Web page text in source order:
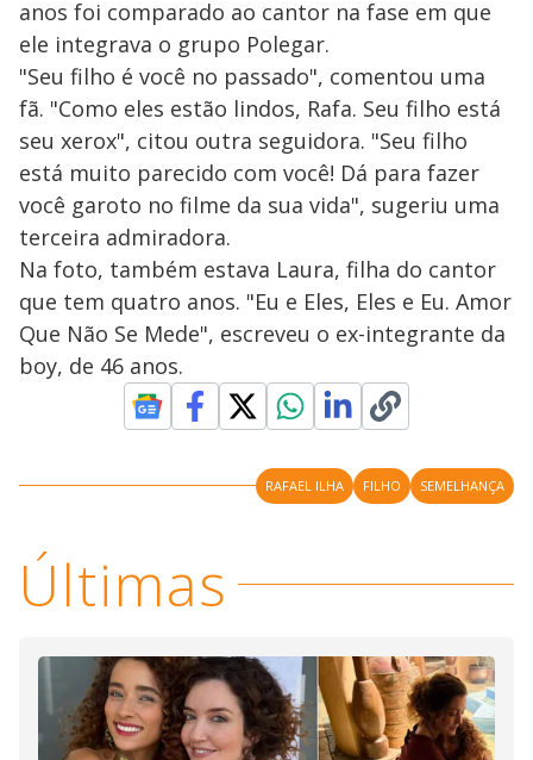
anos foi comparado ao cantor na fase em que
ele integrava o grupo Polegar.
"Seu filho é você no passado", comentou uma
fã. "Como eles estão lindos, Rafa. Seu filho está
seu xerox", citou outra seguidora. "Seu filho
está muito parecido com você! Dá para fazer
você garoto no filme da sua vida", sugeriu uma
terceira admiradora.
Na foto, também estava Laura, filha do cantor
que tem quatro anos. "Eu e Eles, Eles e Eu. Amor
Que Não Se Mede", escreveu o ex-integrante da
boy, de 46 anos.
RAFAEL ILHA FILHO SEMELHANÇA
Últimas